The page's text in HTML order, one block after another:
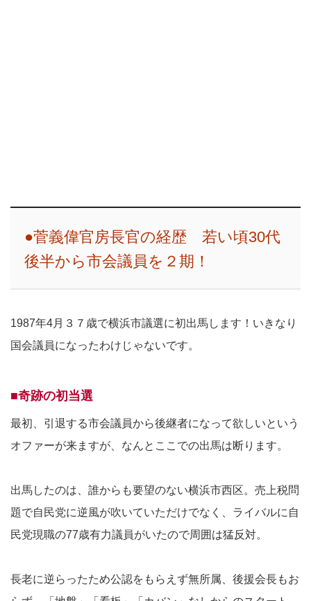
●菅義偉官房長官の経歴 若い頃30代
後半から市会議員を２期！
1987年4月３７歳で横浜市議選に初出馬します！いきなり
国会議員になったわけじゃないです。
■奇跡の初当選
最初、引退する市会議員から後継者になって欲しいという
オファーが来ますが、なんとここでの出馬は断ります。
出馬したのは、誰からも要望のない横浜市西区。売上税問
題で自民党に逆風が吹いていただけでなく、ライバルに自
民党現職の77歳有力議員がいたので周囲は猛反対。
長老に逆らったため公認をもらえず無所属、後援会長もお